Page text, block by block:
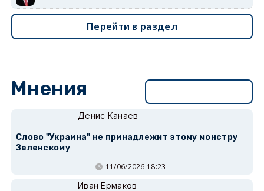
Перейти в раздел
Мнения
Денис Канаев
Слово "Украина" не принадлежит этому монстру
Зеленскому
11/06/2026 18:23
Иван Ермаков